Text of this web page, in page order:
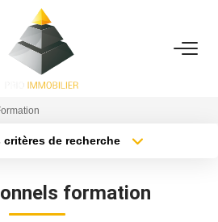
ACHETER
critères de recherche
formation